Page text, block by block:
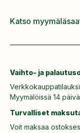
Katso
Vaihto- ja
Myymälöissä 14
Turvalliset
Voit maksaa